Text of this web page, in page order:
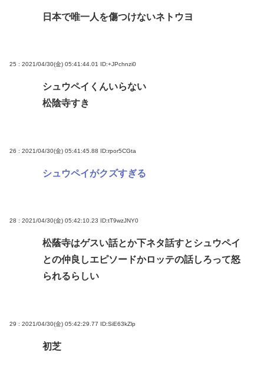
日本で唯一人を傷つけないネトウヨ
25 : 2021/04/30(金) 05:41:44.01 ID:+JPchnzi0
シュウペイくんいらない
松陰寺すき
26 : 2021/04/30(金) 05:41:45.88 ID:rpor5CGta
シュウペイがクズすぎる
28 : 2021/04/30(金) 05:42:10.23 ID:tT9wzJNY0
松蔭寺はゲスい話とか下ネタ話すとシュウペイ
との仲良しエピソードかロッテの話しろって怒
られるらしい
29 : 2021/04/30(金) 05:42:29.77 ID:SiE63kZlp
初芝